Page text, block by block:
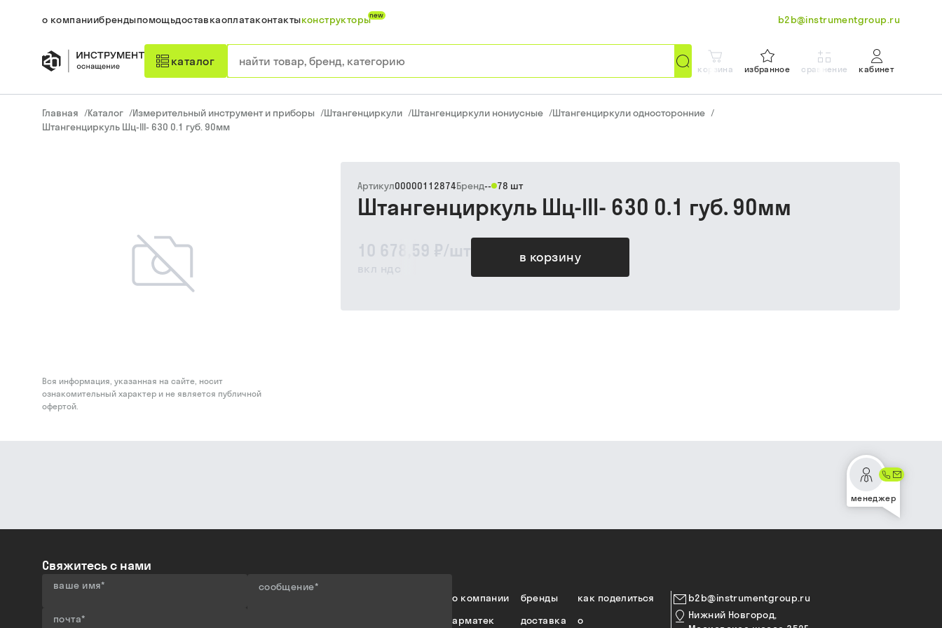
о компаниибрендыпомощьдоставкаоплатаконтактыконструкторыnew b2b@instrumentgroup.ru
каталог
корзина избранное сравнение кабинет
Главная /Каталог /Измерительный инструмент и приборы /Штангенциркули /Штангенциркули нониусные /Штангенциркули односторонние /
Штангенциркуль Шц-III- 630 0.1 губ. 90мм
Вся информация, указанная на сайте, носит
ознакомительный характер и не является публичной
офертой.
10 678,59 ₽/шт
вкл ндс
в корзину
Артикул00000112874Бренд-- 78 шт
Штангенциркуль Шц-III- 630 0.1 губ. 90мм
менеджер
Свяжитесь с нами
ваше имя*
почта*
сообщение*
как поделиться
бренды
о компании
о
доставка
арматек
b2b@instrumentgroup.ru
Нижний Новгород,